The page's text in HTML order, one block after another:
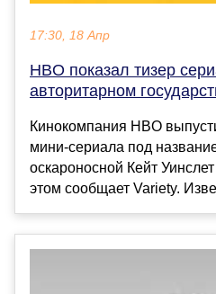
17:30, 18 Апр
HBO показал тизер
авторитарном
Кинокомпания HBO
мини-сериала под
оскароносной Кейт
этом сообщает Variety.